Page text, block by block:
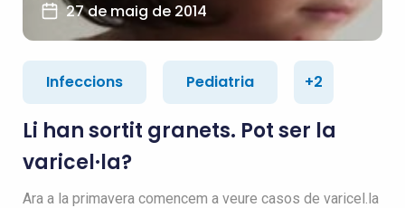
27 de maig de 2014
Infeccions Pediatria +2
Li han sortit granets. Pot ser la
varicel·la?
Ara a la primavera comencem a veure casos de varicel.la